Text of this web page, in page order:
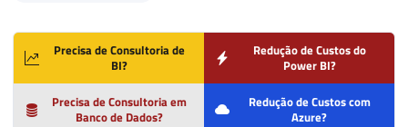
Precisa de Consultoria de
BI?
Redução de Custos do
Power BI?
Precisa de Consultoria em
Banco de Dados?
Redução de Custos com
Azure?